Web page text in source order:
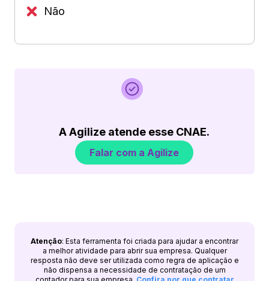
Não
A Agilize atende esse CNAE.
Falar com a Agilize
Atenção: Esta ferramenta foi criada para ajudar a encontrar
a melhor atividade para abrir sua empresa. Qualquer
resposta não deve ser utilizada como regra de aplicação e
não dispensa a necessidade de contratação de um